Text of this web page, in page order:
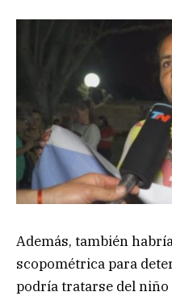
Además, también
scopométrica para
podría tratarse del